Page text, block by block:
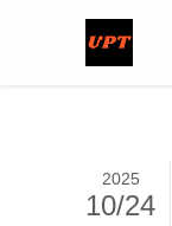
2025
10/24